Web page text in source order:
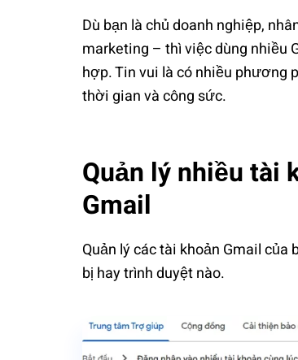
Dù bạn là chủ doanh nghiệp,
marketing – thì việc dùng nhiều
hợp. Tin vui là có nhiều phương
thời gian và công sức.
Quản lý nhiều tài
Gmail
Quản lý các tài khoản Gmail
bị hay trình duyệt nào.